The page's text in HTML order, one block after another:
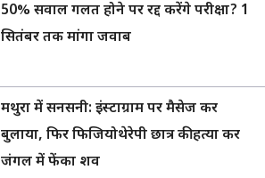
50% सवाल गलत होने पर रद्द करेंगे परीक्षा? 1
सितंबर तक मांगा जवाब
मथुरा में सनसनी: इंस्टाग्राम पर मैसेज कर
बुलाया, फिर फिजियोथेरेपी छात्र की हत्या कर
जंगल में फेंका शव